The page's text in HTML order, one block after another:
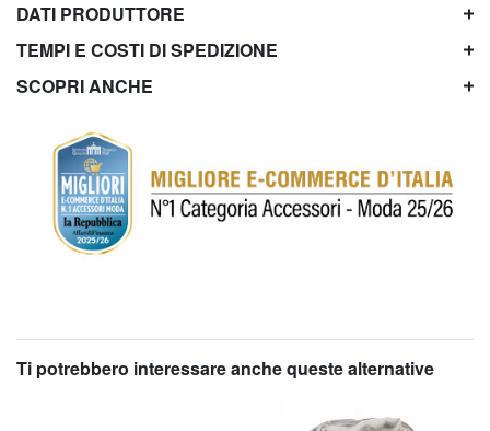
DATI PRODUTTORE
TEMPI E COSTI DI SPEDIZIONE
SCOPRI ANCHE
Ti potrebbero interessare anche queste alternative